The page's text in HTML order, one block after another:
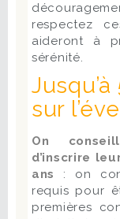
respectez
aideront à
sérénité.
sur
On
d’inscrire
ans
: on
requis pour
premières